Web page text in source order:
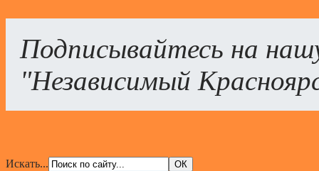
Подписывайтесь на
"Независимый
Искать...